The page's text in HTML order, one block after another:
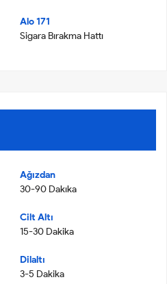
Alo 171
Sigara Bırakma Hattı
Ağızdan
30-90 Dakıka
Cilt Altı
15-30 Dakika
Dilaltı
3-5 Dakika